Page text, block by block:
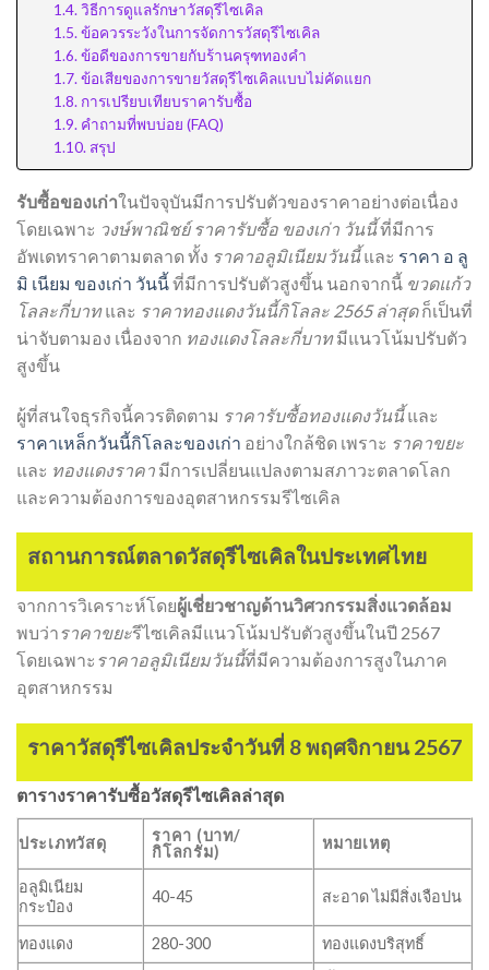
วิธีการดูแลรักษาวัสดุรีไซเคิล
ข้อควรระวังในการจัดการวัสดุรีไซเคิล
ข้อดีของการขายกับร้านครุฑทองคำ
ข้อเสียของการขายวัสดุรีไซเคิลแบบไม่คัดแยก
การเปรียบเทียบราคารับซื้อ
คำถามที่พบบ่อย (FAQ)
สรุป
รับซื้อของเก่าในปัจจุบันมีการปรับตัวของราคาอย่างต่อเนื่อง
โดยเฉพาะ วงษ์พาณิชย์ ราคารับซื้อ ของเก่า วันนี้ที่มีการ
อัพเดทราคาตามตลาด ทั้ง ราคาอลูมิเนียมวันนี้และ ราคา อ ลู
มิ เนียม ของเก่า วันนี้ที่มีการปรับตัวสูงขึ้น นอกจากนี้ ขวดแก้ว
โลละกี่บาทและ ราคาทองแดงวันนี้กิโลละ 2565 ล่าสุดก็เป็นที่
น่าจับตามอง เนื่องจาก ทองแดงโลละกี่บาทมีแนวโน้มปรับตัว
สูงขึ้น
ผู้ที่สนใจธุรกิจนี้ควรติดตาม ราคารับซื้อทองแดงวันนี้และ
ราคาเหล็กวันนี้กิโลละของเก่า อย่างใกล้ชิด เพราะ ราคาขยะ
และ ทองแดงราคา มีการเปลี่ยนแปลงตามสภาวะตลาดโลก
และความต้องการของอุตสาหกรรมรีไซเคิล
สถานการณ์ตลาดวัสดุรีไซเคิลในประเทศไทย
จากการวิเคราะห์โดยผู้เชี่ยวชาญด้านวิศวกรรมสิ่งแวดล้อม
พบว่าราคาขยะรีไซเคิลมีแนวโน้มปรับตัวสูงขึ้นในปี 2567
โดยเฉพาะ ราคาอลูมิเนียมวันนี้ที่มีความต้องการสูงในภาค
อุตสาหกรรม
ราคาวัสดุรีไซเคิลประจำวันที่ 8 พฤศจิกายน 2567
ตารางราคารับซื้อวัสดุรีไซเคิลล่าสุด
ประเภทวัสดุ
ราคา (บาท/
กิโลกรัม)
หมายเหตุ
อลูมิเนียม
กระป๋อง
40-45 สะอาด ไม่มีสิ่งเจือปน
ทองแดง 280-300 ทองแดงบริสุทธิ์